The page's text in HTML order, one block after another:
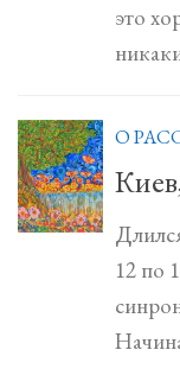
это
О
12 по